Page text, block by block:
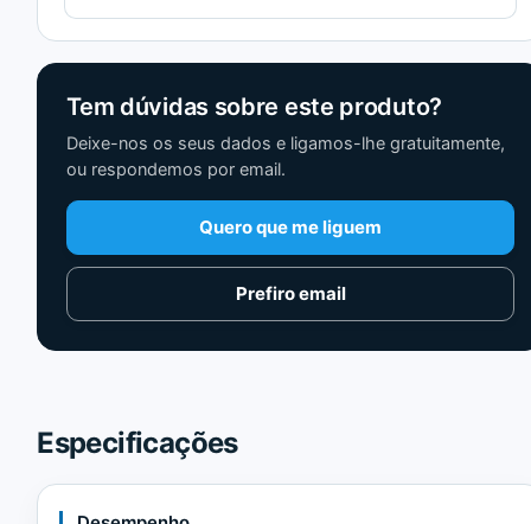
Tem dúvidas sobre este produto?
Deixe-nos os seus dados e ligamos-lhe gratuitamente,
ou respondemos por email.
Quero que me liguem
Prefiro email
Especificações